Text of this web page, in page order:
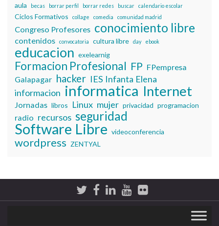
aula
becas borrar perfil borrar redes buscar calendario escolar
Ciclos Formativos collage comedia comunidad madrid
Congreso Profesores conocimiento libre
contenidos convocatoria cultura libre day ebook
educacion exelearnig
Formacion Profesional FP FPempresa
Galapagar hacker IES Infanta Elena
informacion informatica Internet
Jornadas libros Linux mujer privacidad programacion
radio recursos seguridad
Software Libre videoconferencia
wordpress ZENTYAL